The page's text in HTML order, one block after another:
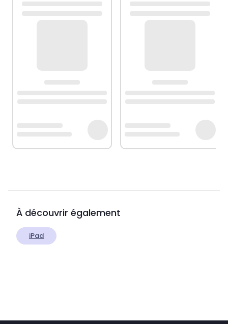
À découvrir également
iPad